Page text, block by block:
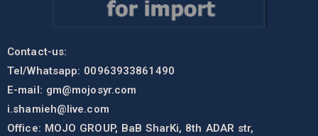
Contact-us:
Tel/Whatsapp: 00963933861490
E-mail:gm@mojosyr.com
i.shamieh@live.com
Office: MOJO GROUP, BaB SharKi, 8th ADAR str,